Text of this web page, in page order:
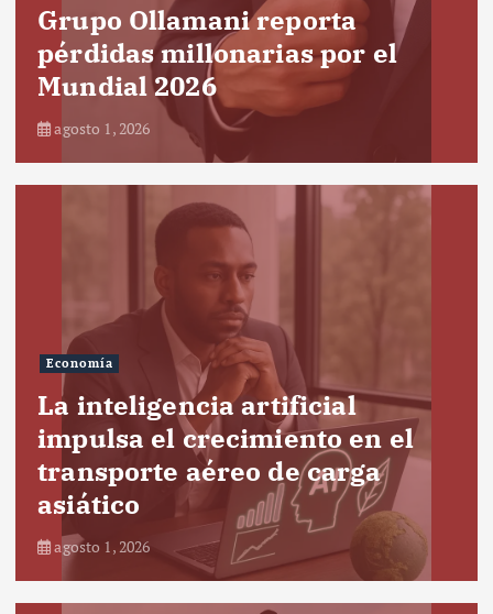
Grupo Ollamani reporta
pérdidas millonarias por el
Mundial 2026
agosto 1, 2026
Economía
La inteligencia artificial
impulsa el crecimiento en el
transporte aéreo de carga
asiático
agosto 1, 2026